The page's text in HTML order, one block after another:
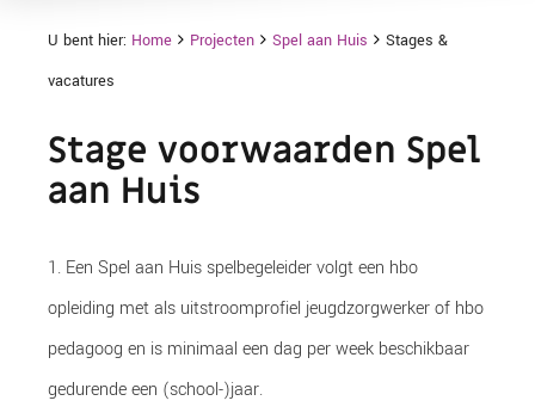
U bent hier: Home Projecten Spel aan Huis
Stages &
vacatures
Stage voorwaarden Spel
aan Huis
1. Een Spel aan Huis spelbegeleider volgt een hbo
opleiding met als uitstroomprofiel jeugdzorgwerker of hbo
pedagoog en is minimaal een dag per week beschikbaar
gedurende een (school-)jaar.